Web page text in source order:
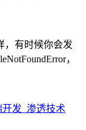
，有时候你会发
，